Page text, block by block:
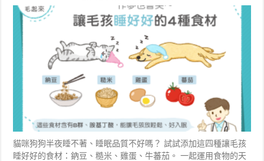
貓咪狗狗半夜睡不著、睡眠品質不好嗎？ 試試添加這四種讓毛孩
睡好好的食材：鈉豆、糙米、雞蛋、牛蕃茄。 一起運用食物的天